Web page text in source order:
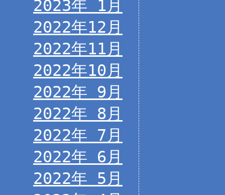
2023年 1月
2022年12月
2022年11月
2022年10月
2022年 9月
2022年 8月
2022年 7月
2022年 6月
2022年 5月